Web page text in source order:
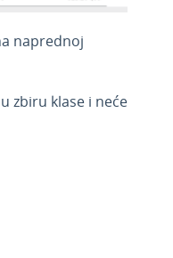
naprednoj
zbiru klase i neće